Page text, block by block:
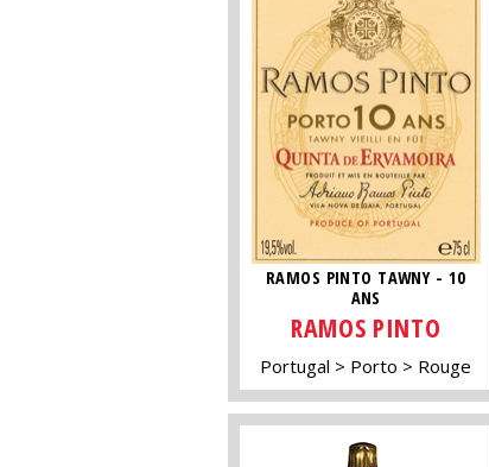
RAMOS PINTO TAWNY - 10
ANS
RAMOS PINTO
Portugal Porto Rouge